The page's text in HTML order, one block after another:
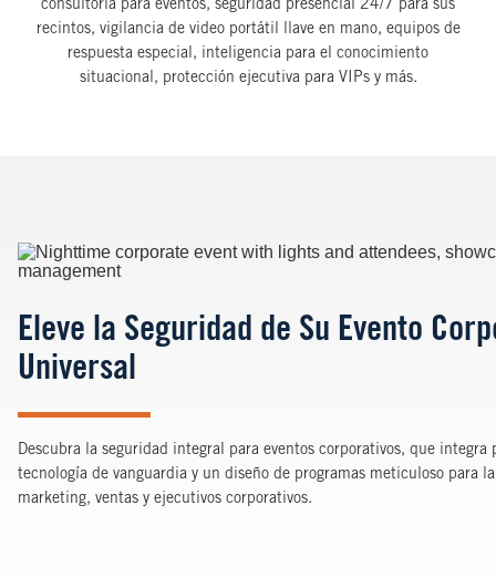
consultoría para eventos, seguridad presencial 24/7 para sus
recintos, vigilancia de video portátil llave en mano, equipos de
respuesta especial, inteligencia para el conocimiento
situacional, protección ejecutiva para VIPs y más.
Image
Eleve la Seguridad de Su Evento
Universal
Descubra la seguridad integral para eventos corporativos, que
tecnología de vanguardia y un diseño de programas meticuloso para
marketing, ventas y ejecutivos corporativos.